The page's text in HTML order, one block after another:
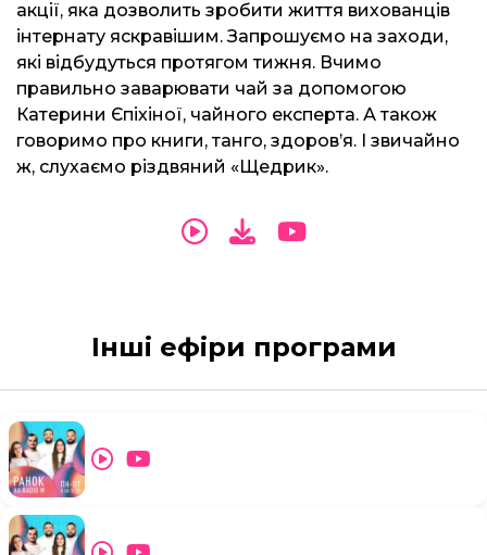
акції, яка дозволить зробити життя вихованців
інтернату яскравішим. Запрошуємо на заходи,
які відбудуться протягом тижня. Вчимо
правильно заварювати чай за допомогою
Катерини Єпіхіної, чайного експерта. А також
говоримо про книги, танго, здоров’я. І звичайно
ж, слухаємо різдвяний «Щедрик».
Інші ефіри програми